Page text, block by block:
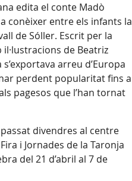
edita el conte Madò
conèixer entre els infants la
de Sóller. Escrit per la
de Beatriz
arreu d’Europa
perdent popularitat fins a
pagesos que l’han tornat
divendres al centre
i Jornades de la Taronja
del 21 d’abril al 7 de